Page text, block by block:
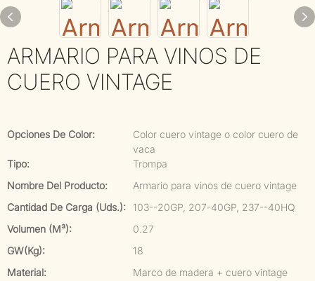
ARMARIO PARA VINOS DE
CUERO VINTAGE
Opciones De Color:
Color cuero vintage o color cuero de
vaca
Tipo:
Trompa
Nombre Del Producto:
Armario para vinos de cuero vintage
Cantidad De Carga (uds.):
103--20GP, 207-40GP, 237--40HQ
Volumen (m³):
0.27
GW(kg):
18
Material:
Marco de madera + cuero vintage